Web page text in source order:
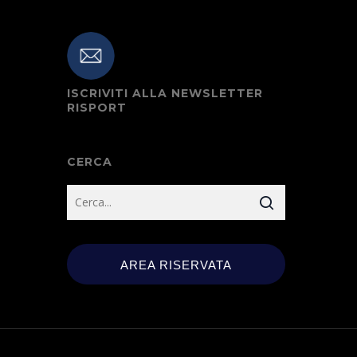
ISCRIVITI ALLA NEWSLETTER
RISPORT
CERCA
AREA RISERVATA